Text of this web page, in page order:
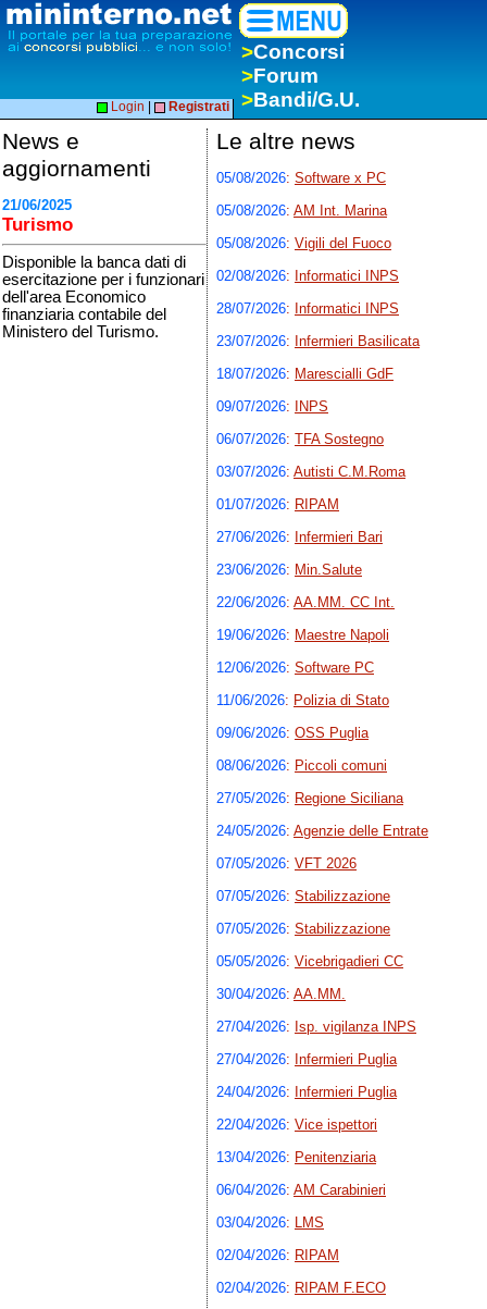
>Concorsi
>Forum
>Bandi/G.U.
Login Registrati
Le altre news
05/08/2026: Software x PC
05/08/2026: AM Int. Marina
05/08/2026: Vigili del Fuoco
02/08/2026: Informatici INPS
28/07/2026: Informatici INPS
23/07/2026: Infermieri Basilicata
18/07/2026: Marescialli GdF
09/07/2026:
INPS
06/07/2026: TFA Sostegno
03/07/2026: Autisti C.M.Roma
01/07/2026: RIPAM
27/06/2026: Infermieri Bari
23/06/2026: Min.Salute
22/06/2026: AA.MM. CC Int.
19/06/2026: Maestre Napoli
12/06/2026: Software PC
11/06/2026: Polizia di Stato
09/06/2026: OSS Puglia
08/06/2026: Piccoli comuni
27/05/2026: Regione Siciliana
24/05/2026: Agenzie delle Entrate
07/05/2026: VFT 2026
07/05/2026: Stabilizzazione
07/05/2026: Stabilizzazione
05/05/2026: Vicebrigadieri CC
30/04/2026: AA.MM.
27/04/2026: Isp. vigilanza INPS
27/04/2026: Infermieri Puglia
24/04/2026: Infermieri Puglia
22/04/2026: Vice ispettori
13/04/2026: Penitenziaria
06/04/2026: AM Carabinieri
03/04/2026: LMS
02/04/2026: RIPAM
02/04/2026: RIPAM F.ECO
News e
aggiornamenti
21/06/2025
Turismo
Disponible la banca dati di
esercitazione per i funzionari
dell'area Economico
finanziaria contabile del
Ministero del Turismo.